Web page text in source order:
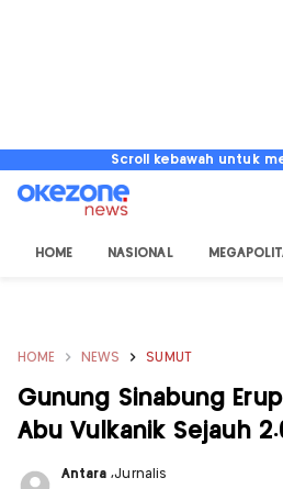
Scroll kebawah untuk
HOME NASIONAL
HOME NEWS SUMUT
Gunung Sinabung
Abu Vulkanik Sejauh
Antara,Jurnalis